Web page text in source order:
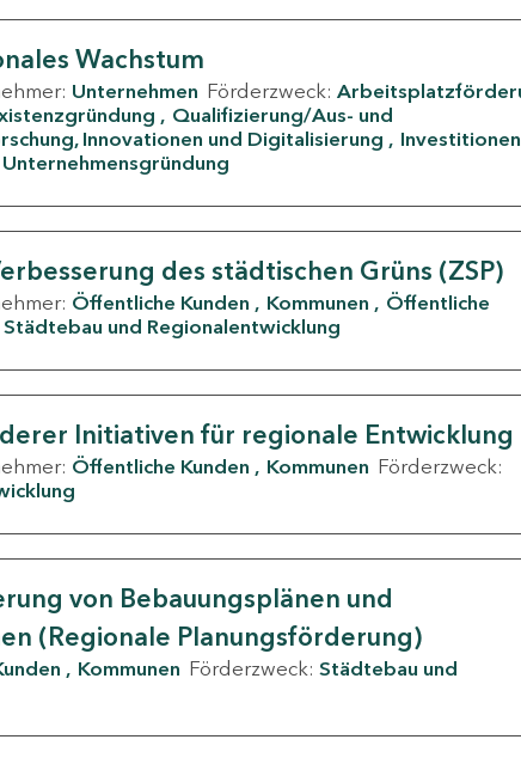
Wachstum
Unternehmen Förderzweck:
Qualifizierung/Aus- und
Innovationen und Digitalisierung
Unternehmensgründung
des städtischen Grüns (ZSP)
Öffentliche Kunden Kommunen
Öffentliche
Städtebau und Regionalentwicklung
Initiativen für regionale Entwicklung
Öffentliche Kunden Kommunen Förderzweck:
von Bebauungsplänen und
(Regionale Planungsförderung)
Kommunen Förderzweck: Städtebau und